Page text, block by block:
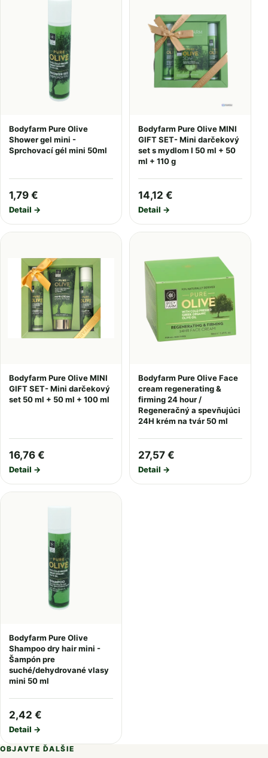
Bodyfarm Pure Olive
Shower gel mini -
Sprchovací gél mini 50ml
1,79 €
Detail →
Bodyfarm Pure Olive MINI
GIFT SET- Mini darčekový
set s mydlom I 50 ml + 50
ml + 110 g
14,12 €
Detail →
Bodyfarm Pure Olive MINI
GIFT SET- Mini darčekový
set 50 ml + 50 ml + 100 ml
16,76 €
Detail →
Bodyfarm Pure Olive Face
cream regenerating &
firming 24 hour /
Regeneračný a spevňujúci
24H krém na tvár 50 ml
27,57 €
Detail →
Bodyfarm Pure Olive
Shampoo dry hair mini -
Šampón pre
suché/dehydrované vlasy
mini 50 ml
2,42 €
Detail →
OBJAVTE ĎALŠIE